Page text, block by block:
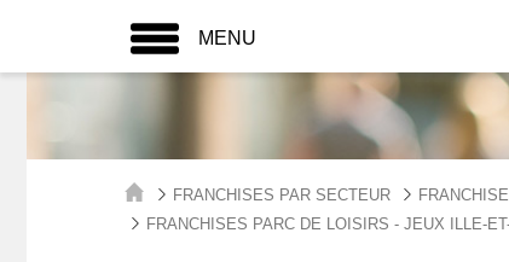
MENU
FRANCHISES PAR SECTEUR
FRANCHISES PARC DE LOISIRS - JEUX ILLE-